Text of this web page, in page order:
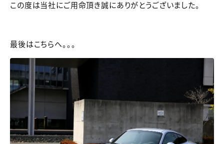
この度は当社にご用命頂き誠にありがとうございました。
最後はこちらへ。。。